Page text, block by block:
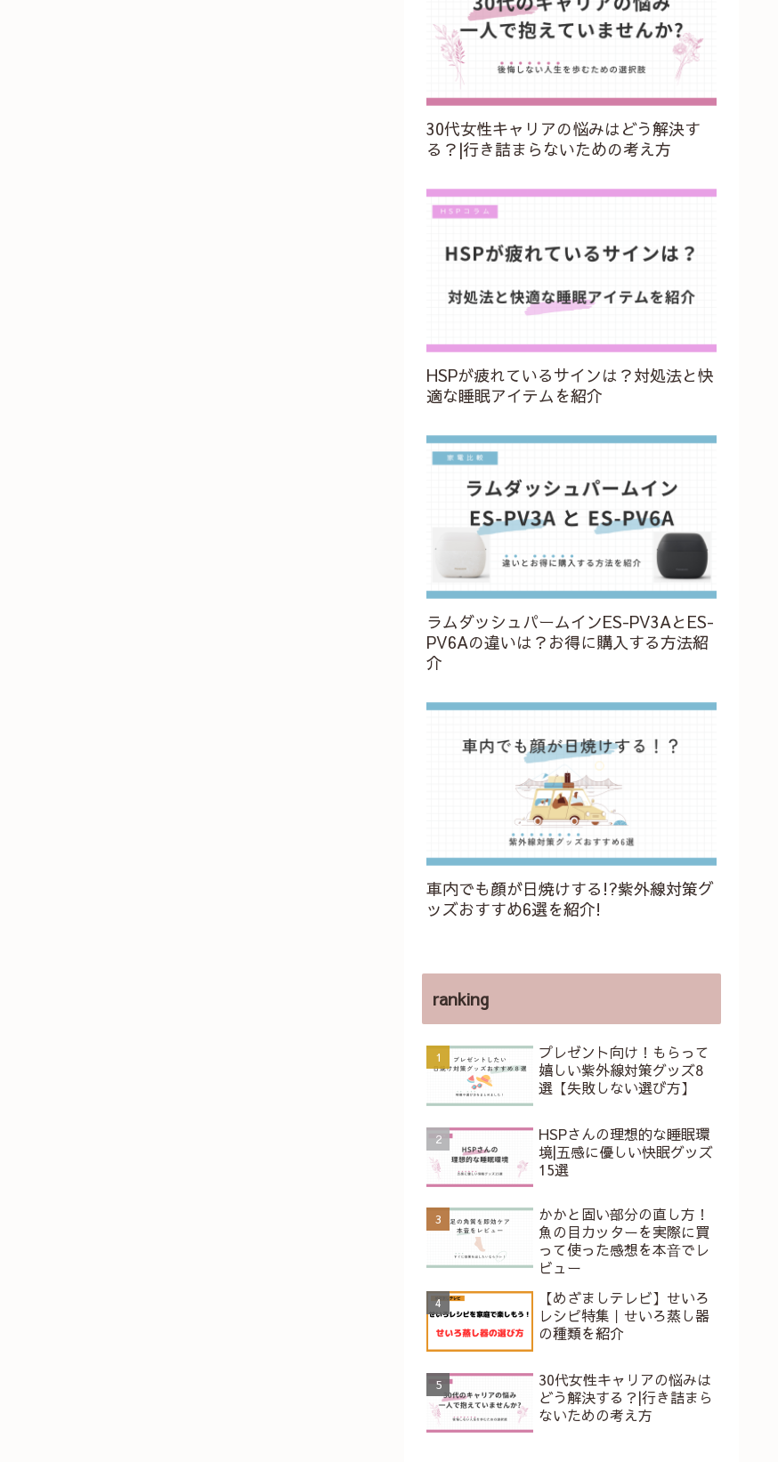
30代女性キャリアの悩みはどう解決す
る？|行き詰まらないための考え方
HSPが疲れているサインは？対処法と快
適な睡眠アイテムを紹介
ラムダッシュパームインES-PV3AとES-
PV6Aの違いは？お得に購入する方法紹
介
車内でも顔が日焼けする!?紫外線対策グ
ッズおすすめ6選を紹介!
ranking
プレゼント向け！もらって
嬉しい紫外線対策グッズ8
選【失敗しない選び方】
HSPさんの理想的な睡眠環
境|五感に優しい快眠グッズ
15選
かかと固い部分の直し方！
魚の目カッターを実際に買
って使った感想を本⾳でレ
ビュー
【めざましテレビ】せいろ
レシピ特集｜せいろ蒸し器
の種類を紹介
30代女性キャリアの悩みは
どう解決する？|行き詰まら
ないための考え方